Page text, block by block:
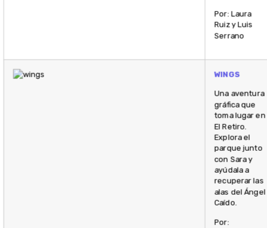
Por: Laura
Ruiz y Luis
Serrano
WINGS
Una aventura
gráfica que
toma lugar en
El Retiro.
Explora el
parque junto
con Sara y
ayúdala a
recuperar las
alas del Ángel
Caído.
Por: